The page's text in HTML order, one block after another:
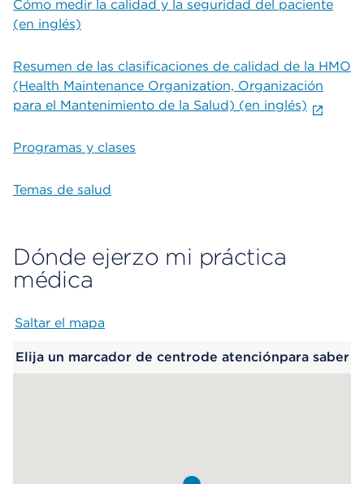
Cómo medir la calidad y la seguridad del paciente
(en inglés)
Resumen de las clasificaciones de calidad de la HMO
(Health Maintenance Organization, Organización
para el Mantenimiento de la Salud) (en inglés)
Programas y clases
Temas de salud
Dónde ejerzo mi práctica
médica
Saltar el mapa
Elija un marcador de centrode atenciónpara saber